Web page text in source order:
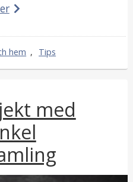
hem , Tips
med